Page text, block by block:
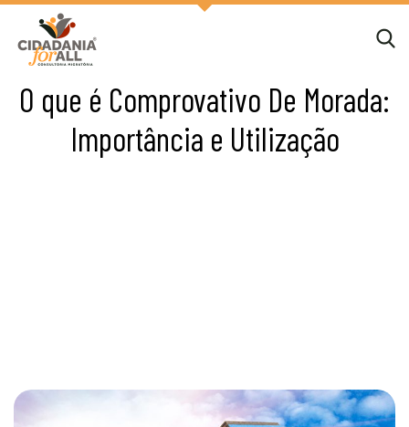
O que é Comprovativo De Morada:
Importância e Utilização